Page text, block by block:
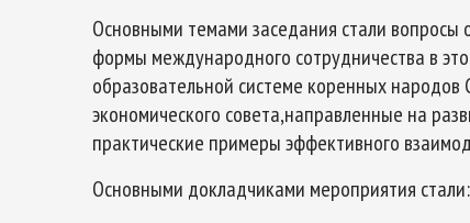
Основными темами заседания стали вопросы
формы международного сотрудничества в
образовательной системе коренных народов
экономического совета,направленные на
практические примеры эффективного
Основными докладчиками мероприятия стали: